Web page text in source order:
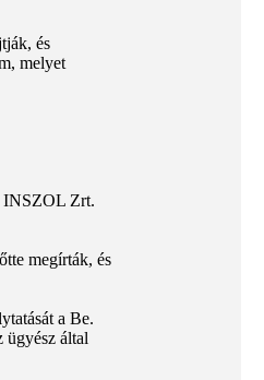
és
melyet
INSZOL Zrt.
megírták, és
a Be.
ügyész által